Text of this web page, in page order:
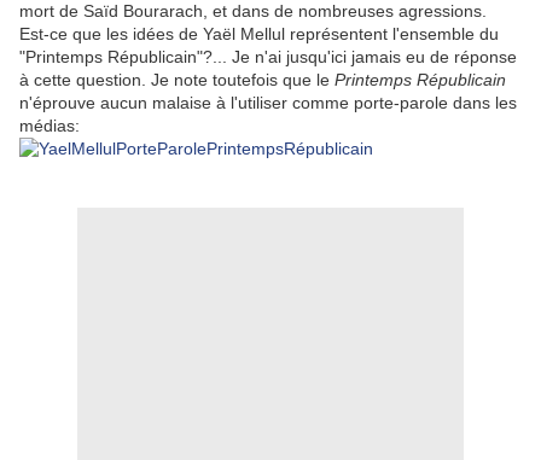
mort de Saïd Bourarach, et dans de nombreuses agressions.
Est-ce que les idées de Yaël Mellul représentent l'ensemble du
"Printemps Républicain"?... Je n'ai jusqu'ici jamais eu de réponse
à cette question. Je note toutefois que le Printemps Républicain
n'éprouve aucun malaise à l'utiliser comme porte-parole dans les
médias: